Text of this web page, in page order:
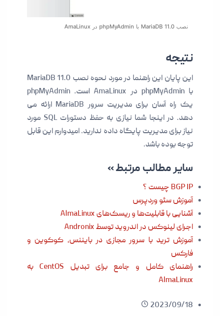
نصب MariaDB 11.0 با phpMyAdmin در AmaLinux
نتیجه
این پایان این راهنما در مورد نحوه نصب MariaDB 11.0
با phpMyAdmin در AmaLinux است. phpMyAdmin
یک راه آسان برای مدیریت سرور MariaDB ارائه می
دهد. در اینجا شما نیازی به حفظ دستورات SQL مورد
نیاز برای مدیریت پایگاه داده ندارید. امیدوارم این قابل
توجه بوده باشد.
سایر مطالب مرتبط »
BGP IP چیست ؟
آموزش سئو وردپرس
آشنایی با قابلیت‌ها و ریسک‌های AlmaLinux
اجرای لینوکس در اندروید توسط Andronix
آموزش ترید با سرور مجازی در بایننس، کوکوین و
فارکس
راهنمای کامل و جامع برای تبدیل CentOS به
AlmaLinux
2023/09/18